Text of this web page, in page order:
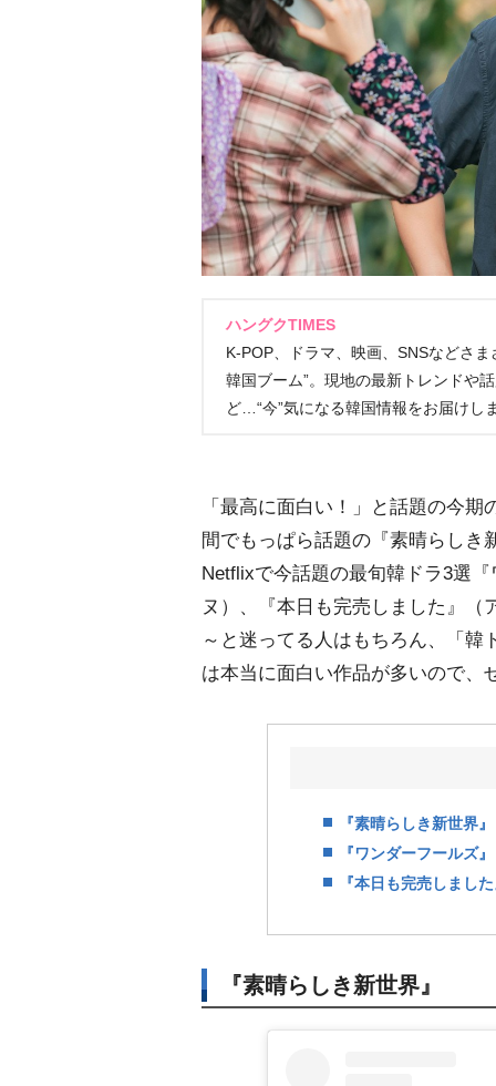
ハングクTIMES
K-POP、ドラマ、映画、SNSなどさ
韓国ブーム”。現地の最新トレンドや
ど…“今”気になる韓国情報をお届けし
「最高に面白い！」と話題の今
間でもっぱら話題の『素晴らしき
Netflixで今話題の最旬韓ドラ3選
ヌ）、『本日も完売しました』（
～と迷ってる人はもちろん、「
は本当に面白い作品が多いので、
『素晴らしき新世界』
『ワンダーフールズ』
『本日も完売しまし
『素晴らしき新世界』